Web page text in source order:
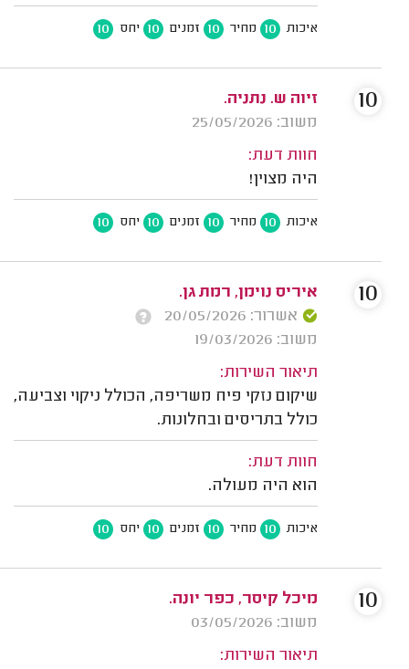
איכות 10 מחיר 10 זמנים 10 יחס 10
זיוה ש. נתניה.
משוב: 25/05/2026
חוות דעת:
היה מצוין!
איכות 10 מחיר 10 זמנים 10 יחס 10
10
איריס נוימן, רמת גן.
אשרור: 20/05/2026
משוב: 19/03/2026
תיאור השירות:
שיקום נזקי פיח משריפה, הכולל ניקוי וצביעה,
כולל בתריסים ובחלונות.
חוות דעת:
הוא היה מעולה.
איכות 10 מחיר 10 זמנים 10 יחס 10
10
מיכל קיסר, כפר יונה.
משוב: 03/05/2026
תיאור השירות:
10